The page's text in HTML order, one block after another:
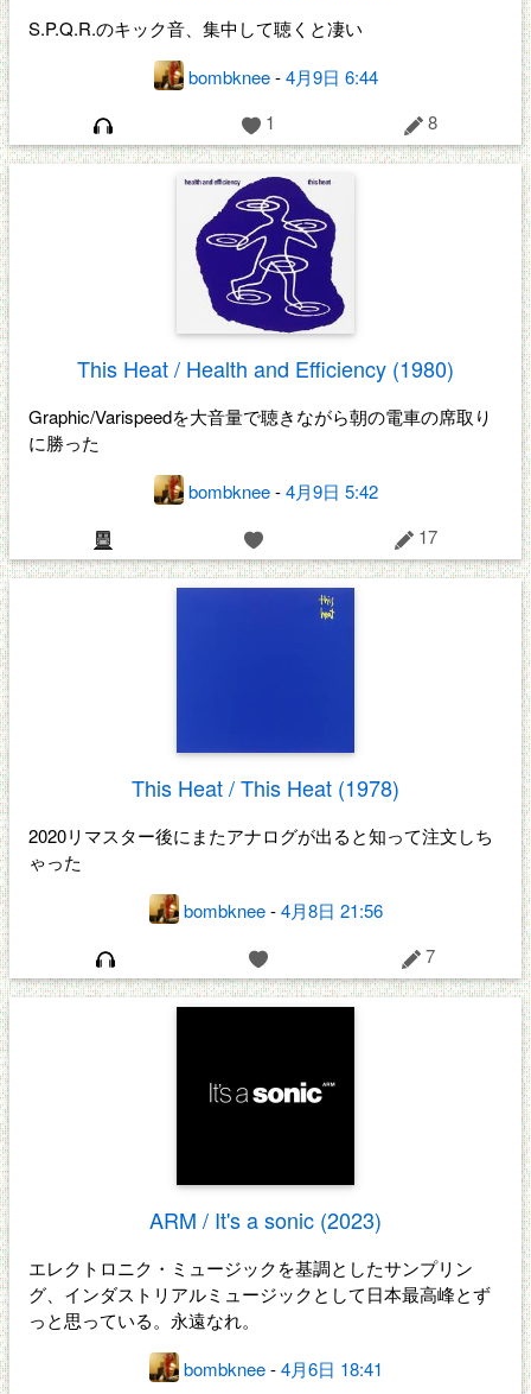
S.P.Q.R.のキック音、集中して聴くと凄い
bombknee-4月9日 6:44
1
8
This Heat / Health and Efficiency (1980)
Graphic/Varispeedを大音量で聴きながら朝の電車の席取り
に勝った
bombknee-4月9日 5:42
17
This Heat / This Heat (1978)
2020リマスター後にまたアナログが出ると知って注文しち
ゃった
bombknee-4月8日 21:56
7
ARM / It's a sonic (2023)
エレクトロニク・ミュージックを基調としたサンプリン
グ、インダストリアルミュージックとして日本最高峰とず
っと思っている。永遠なれ。
bombknee-4月6日 18:41